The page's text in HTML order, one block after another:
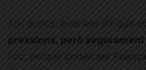
Així doncs, podríem dir que
pressions, però
lloc, perquè poden ser